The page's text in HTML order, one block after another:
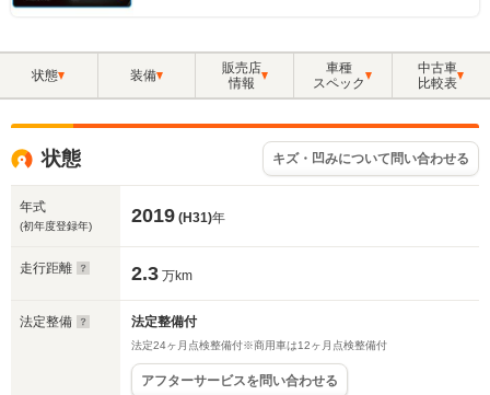
状態 装備
販売店
情報
車種
スペック
中古車
比較表
状態 キズ・凹みについて問い合わせる
年式
(初年度登録年) 2019 (H31)年
走行距離 2.3 万km
法定整備 法定整備付
法定24ヶ月点検整備付※商用車は12ヶ月点検整備付
アフターサービスを問い合わせる